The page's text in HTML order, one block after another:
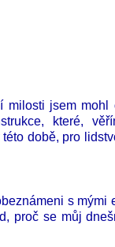
milosti jsem mohl
které,
době, pro
s mými
proč se můj